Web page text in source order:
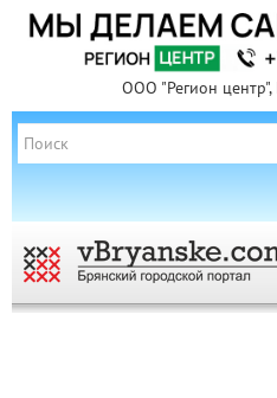
ООО "Регион